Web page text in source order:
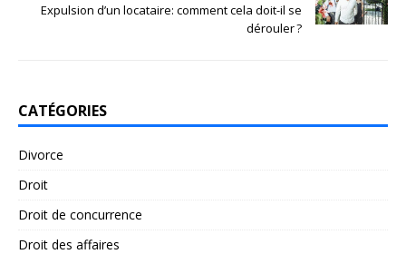
Expulsion d’un locataire: comment cela doit-il se
dérouler ?
CATÉGORIES
Divorce
Droit
Droit de concurrence
Droit des affaires